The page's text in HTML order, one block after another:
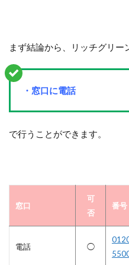
まず結論から、リッチグリー
・窓口に電話
で行うことができます。
窓口
可
否
番号
電話 ◯